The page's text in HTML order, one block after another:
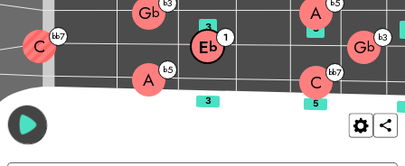
A b5
C bb7
C bb7 Eb 1 Gb
b3
Gb A
3 5